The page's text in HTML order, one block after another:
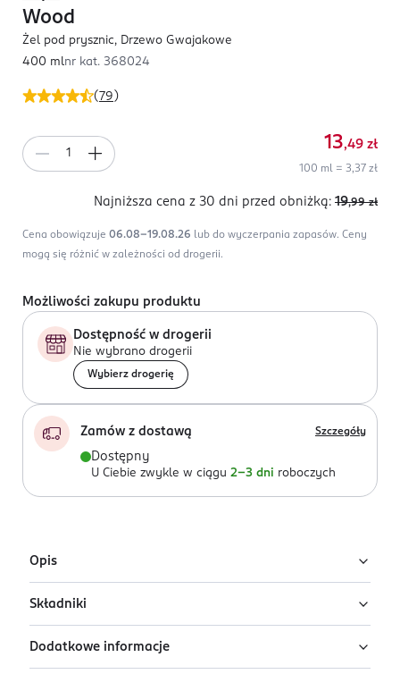
( 79 )
Wood
Żel pod prysznic, Drzewo Gwajakowe
400 mlnr kat. 368024
13,49 zł
100 ml = 3,37 zł
Najniższa cena z 30 dni przed obniżką: 19,99 zł
Cena obowiązuje 06.08-19.08.26 lub do wyczerpania zapasów. Ceny
mogą się różnić w zależności od drogerii.
Możliwości zakupu produktu
Dostępność w drogerii
Nie wybrano drogerii
Wybierz drogerię
Zamów z dostawą Szczegóły
Dostępny
U Ciebie zwykle w ciągu 2-3 dni roboczych
Opis
Drzewo gwajakowe, mirra, tonka - Naturalny
nawilżający ​żel pod prysznic.
Moc drzewa witalnego​
Składniki
Ingredients: : AQUA, COCAMIDOPROPYL BETAINE,
Dodatkowe informacje